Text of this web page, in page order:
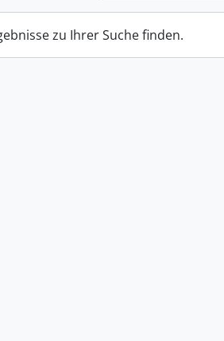
zu Ihrer Suche finden.